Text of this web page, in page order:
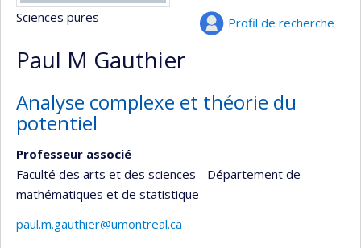
Profil de recherche
Sciences pures
Paul M Gauthier
Analyse complexe et théorie du
potentiel
Professeur associé
Faculté des arts et des sciences - Département de
mathématiques et de statistique
paul.m.gauthier@umontreal.ca